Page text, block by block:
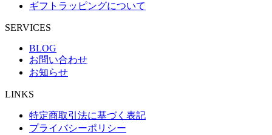
ギフトラッピングについて
SERVICES
BLOG
お問い合わせ
お知らせ
LINKS
特定商取引法に基づく表記
プライバシーポリシー